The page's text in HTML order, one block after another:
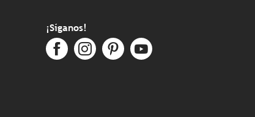
¡Síganos!